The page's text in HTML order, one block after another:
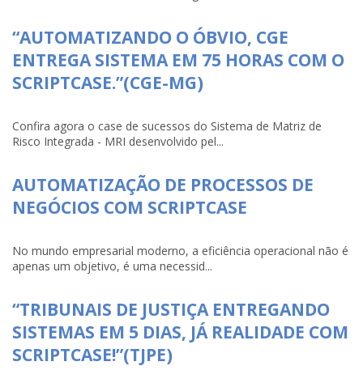
“AUTOMATIZANDO O ÓBVIO, CGE
ENTREGA SISTEMA EM 75 HORAS COM O
SCRIPTCASE.”(CGE-MG)
Confira agora o case de sucessos do Sistema de Matriz de
Risco Integrada - MRI desenvolvido pel...
AUTOMATIZAÇÃO DE PROCESSOS DE
NEGÓCIOS COM SCRIPTCASE
No mundo empresarial moderno, a eficiência operacional não é
apenas um objetivo, é uma necessid...
“TRIBUNAIS DE JUSTIÇA ENTREGANDO
SISTEMAS EM 5 DIAS, JÁ REALIDADE COM
SCRIPTCASE!”(TJPE)